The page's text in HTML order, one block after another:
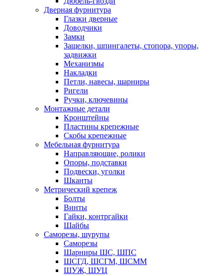
Дверная фурнитура
Глазки дверные
Доводчики
Замки
Защелки, шпингалеты, стопора, упоры,
задвижки
Механизмы
Накладки
Петли, навесы, шарниры
Ригели
Ручки, ключевины
Монтажные детали
Кронштейны
Пластины крепежные
Скобы крепежные
Мебельная фурнитура
Направляющие, ролики
Опоры, подставки
Подвески, уголки
Шканты
Метрический крепеж
Болты
Винты
Гайки, контргайки
Шайбы
Саморезы, шурупы
Саморезы
Шарниры ШС, ШПС
ШСГД, ШСГМ, ШСММ
ШУЖ, ШУЦ